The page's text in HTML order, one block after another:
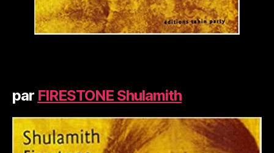
par FIRESTONE Shulamith